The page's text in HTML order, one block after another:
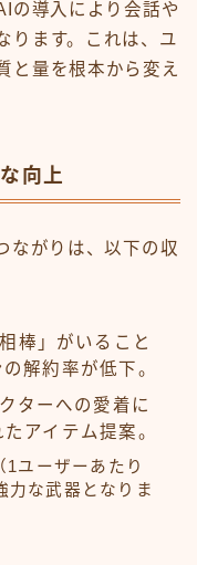
の導入により会話や
ります。これは、ユ
と量を根本から変え
向上
ながりは、以下の収
棒」がいること
解約率が低下。
ターへの愛着に
アイテム提案。
ユーザーあたり
力な武器となりま